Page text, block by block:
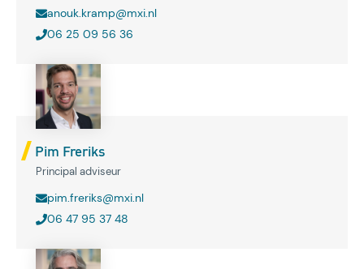
anouk.kramp@mxi.nl
06 25 09 56 36
Pim Freriks
Principal adviseur
pim.freriks@mxi.nl
06 47 95 37 48